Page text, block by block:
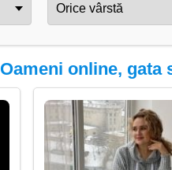
Oameni online, gata